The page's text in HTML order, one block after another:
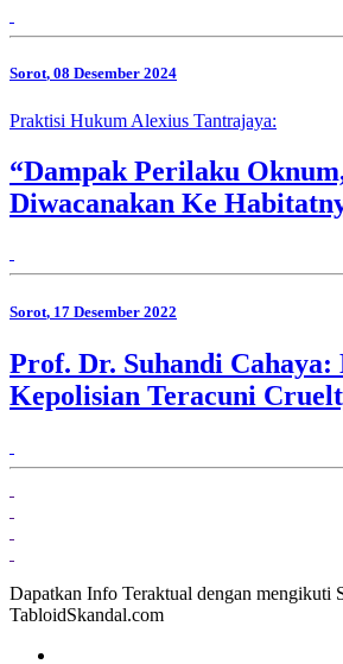
Sorot, 08 Desember 2024
Praktisi Hukum Alexius Tantrajaya:
“Dampak Perilaku
Diwacanakan Ke
Sorot, 17 Desember 2022
Prof. Dr. Suhandi Cahaya:
Kepolisian Teracuni
Dapatkan Info Teraktual dengan mengikuti
TabloidSkandal.com